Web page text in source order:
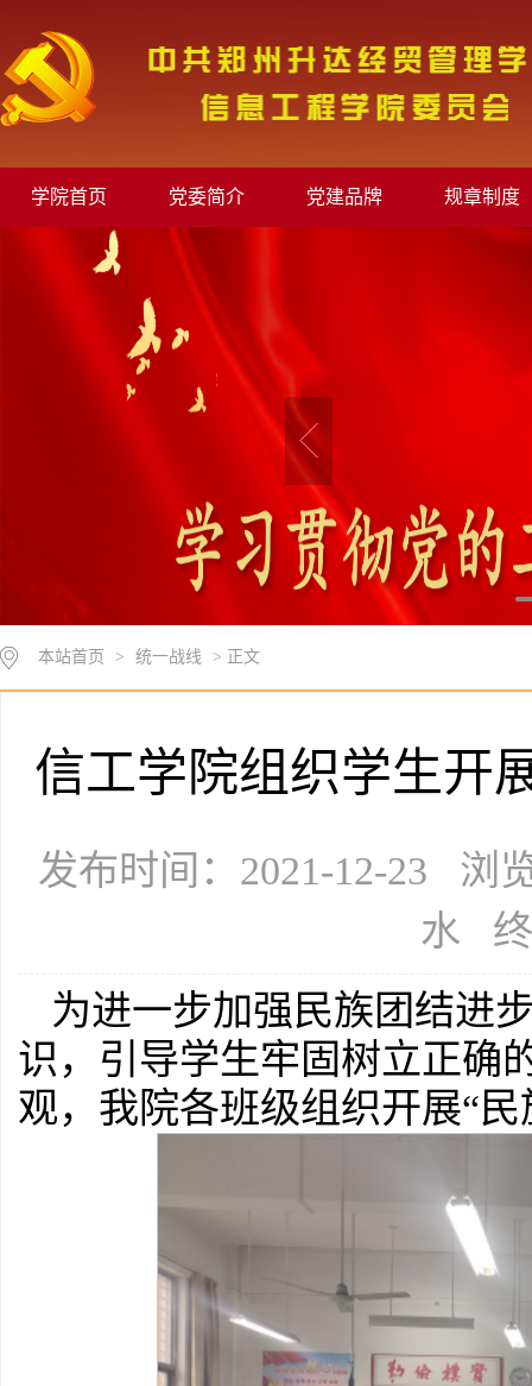
学院首页 党委简介 党建品牌 规章制度
本站首页 > 统一战线 > 正文
信工学院组织学生开
发布时间：2021-12-23 浏
水
为进一步加强民族团结进
识，引导学生牢固树立正确
观，我院各班级组织开展“